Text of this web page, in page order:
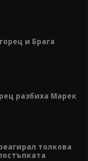
и Брага
разбиха Марек
толкова